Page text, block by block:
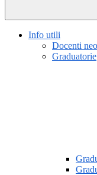
Info utili
Docenti
Graduatorie